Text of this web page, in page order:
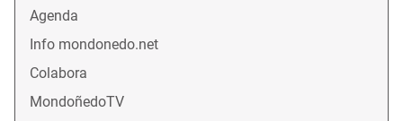
Agenda
Info mondonedo.net
Colabora
MondoñedoTV